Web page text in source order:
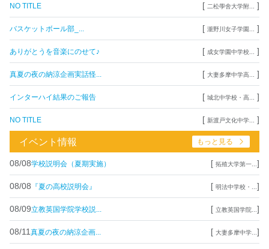
NO TITLE [ 二松學舍大学附... ]
バスケットボール部_... [ 瀧野川女子学園... ]
ありがとうを音楽にのせて♪ [ 成女学園中学校... ]
真夏の夜の納涼企画実話怪... [ 大妻多摩中学高... ]
インターハイ結果のご報告 [ 城北中学校・高... ]
NO TITLE [ 新渡戸文化中学... ]
イベント情報 もっと見る
08/08学校説明会（夏期実施） [ 拓殖大学第一... ]
08/08 『夏の高校説明会』 [ 明法中学校・... ]
08/09立教英国学院学校説... [ 立教英国学院... ]
08/11 真夏の夜の納涼企画... [ 大妻多摩中学... ]